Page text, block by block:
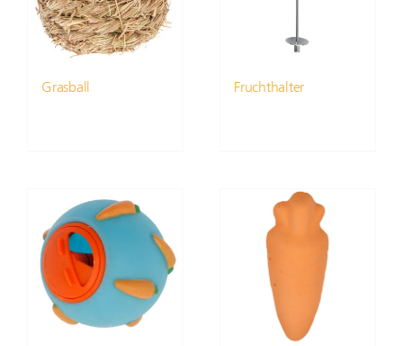
Grasball Fruchthalter